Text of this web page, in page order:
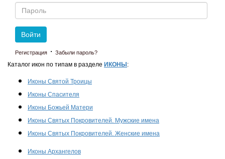
Пароль
Войти
Регистрация · Забыли пароль?
Каталог икон по типам в разделе ИКОНЫ :
Иконы Святой Троицы
Иконы Спасителя
Иконы Божьей Матери
Иконы Святых Покровителей. Мужские имена
Иконы Святых Покровителей. Женские имена
Иконы Архангелов